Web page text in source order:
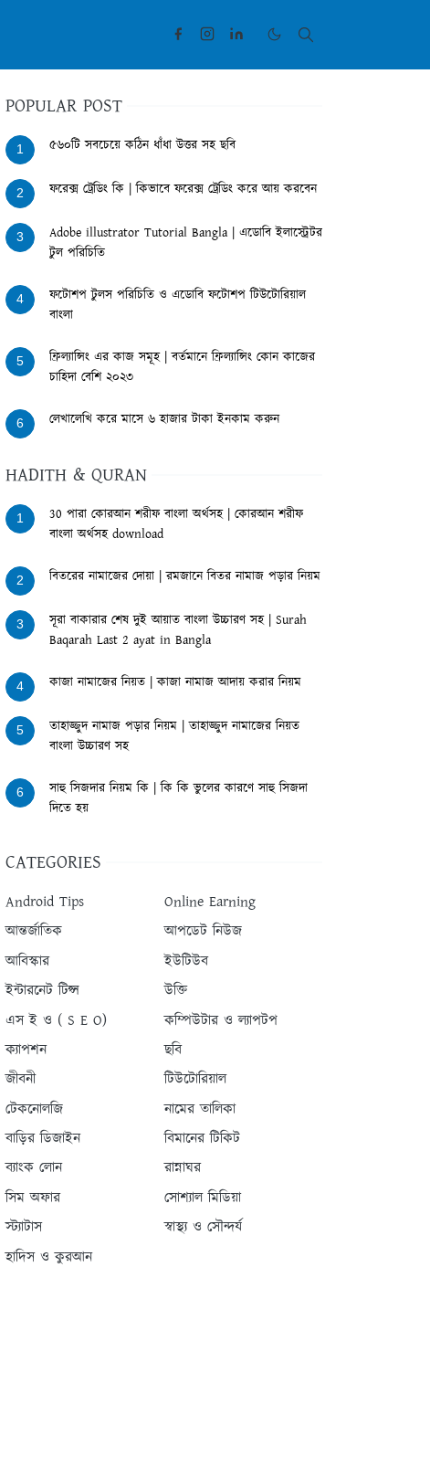
POPULAR POST
1 ৫৬০টি সবচেয়ে কঠিন ধাঁধা উত্তর সহ ছবি
2 ফরেক্স ট্রেডিং কি | কিভাবে ফরেক্স ট্রেডিং করে আয় করবেন
3
Adobe illustrator Tutorial Bangla | এডোবি ইলাস্ট্রেটর
টুল পরিচিতি
4
ফটোশপ টুলস পরিচিতি ও এডোবি ফটোশপ টিউটোরিয়াল
বাংলা
5
ফ্রিল্যান্সিং এর কাজ সমূহ | বর্তমানে ফ্রিল্যান্সিং কোন কাজের
চাহিদা বেশি ২০২৩
6 লেখালেখি করে মাসে ৬ হাজার টাকা ইনকাম করুন
HADITH & QURAN
1
30 পারা কোরআন শরীফ বাংলা অর্থসহ | কোরআন শরীফ
বাংলা অর্থসহ download
2 বিতরের নামাজের দোয়া | রমজানে বিতর নামাজ পড়ার নিয়ম
3
সূরা বাকারার শেষ দুই আয়াত বাংলা উচ্চারণ সহ | Surah
Baqarah Last 2 ayat in Bangla
4 কাজা নামাজের নিয়ত | কাজা নামাজ আদায় করার নিয়ম
5
তাহাজ্জুদ নামাজ পড়ার নিয়ম | তাহাজ্জুদ নামাজের নিয়ত
বাংলা উচ্চারণ সহ
6
সাহু সিজদার নিয়ম কি | কি কি ভুলের কারণে সাহু সিজদা
দিতে হয়
CATEGORIES
Android Tips
Online Earning
আন্তর্জাতিক
আপডেট নিউজ
আবিস্কার
ইউটিউব
ইন্টারনেট টিপ্স
উক্তি
এস ই ও ( S E O)
কম্পিউটার ও ল্যাপটপ
ক্যাপশন
ছবি
জীবনী
টিউটোরিয়াল
টেকনোলজি
নামের তালিকা
বাড়ির ডিজাইন
বিমানের টিকিট
ব্যাংক লোন
রান্নাঘর
সিম অফার
সোশ্যাল মিডিয়া
স্ট্যাটাস
স্বাস্থ্য ও সৌন্দর্য
হাদিস ও কুরআন